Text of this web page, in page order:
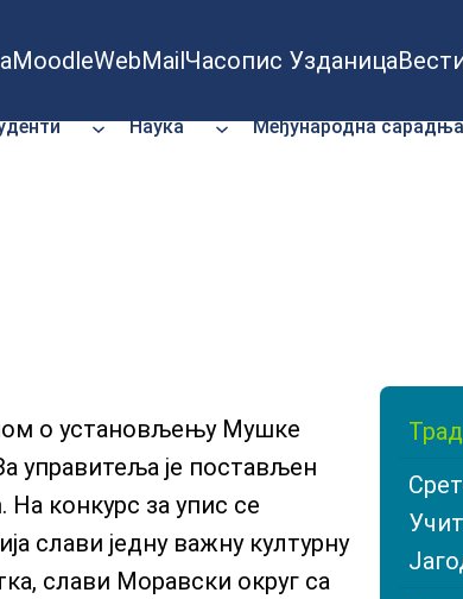
MoodleWebMailЧасопис Узданица
Наука Међународна
о установљењу Мушке
управитеља је постављен
конкурс за упис се
слави једну важну културну
слави Моравски округ са